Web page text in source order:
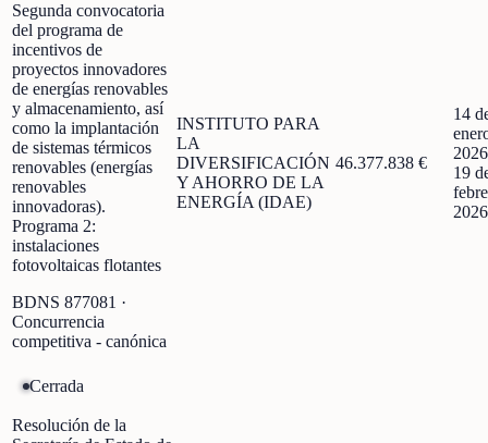
Segunda convocatoria
del programa de
incentivos de
proyectos innovadores
de energías renovables
y almacenamiento, así
como la implantación
de sistemas térmicos
renovables (energías
renovables
innovadoras).
Programa 2:
instalaciones
fotovoltaicas flotantes
BDNS 877081 ·
Concurrencia
competitiva - canónica
INSTITUTO PARA
LA
DIVERSIFICACIÓN
Y AHORRO DE LA
ENERGÍA (IDAE)
46.377.838 €
14
2026
19
2026
Cerrada
Resolución de la